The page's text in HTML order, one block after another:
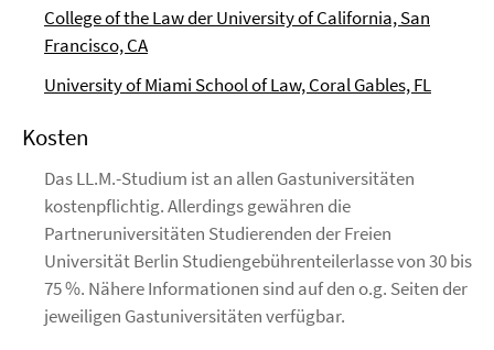
College of the Law der University of California, San
Francisco, CA
University of Miami School of Law, Coral Gables, FL
Kosten
Das LL.M.-Studium ist an allen Gastuniversitäten
kostenpflichtig. Allerdings gewähren die
Partneruniversitäten Studierenden der Freien
Universität Berlin Studiengebührenteilerlasse von 30 bis
75 %. Nähere Informationen sind auf den o.g. Seiten der
jeweiligen Gastuniversitäten verfügbar.